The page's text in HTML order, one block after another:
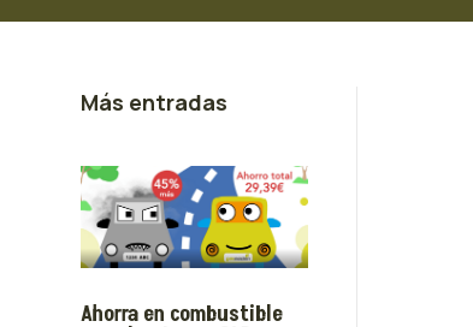
Más entradas
Ahorra en combustible